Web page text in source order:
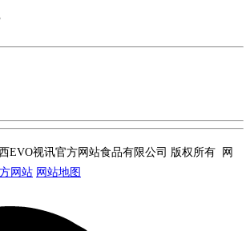
EVO视讯官方网站食品有限公司 版权所有 网
网站 网站地图